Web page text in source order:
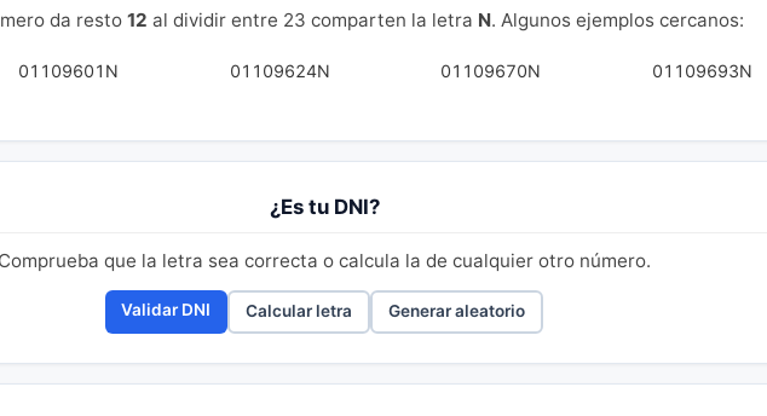
da resto 12 al dividir entre 23 comparten la letra N. Algunos ejemplos cercanos:
01109601N 01109624N 01109670N 01109693N
¿Es tu DNI?
Comprueba que la letra sea correcta o calcula la de cualquier otro número.
Validar DNI Calcular letra Generar aleatorio